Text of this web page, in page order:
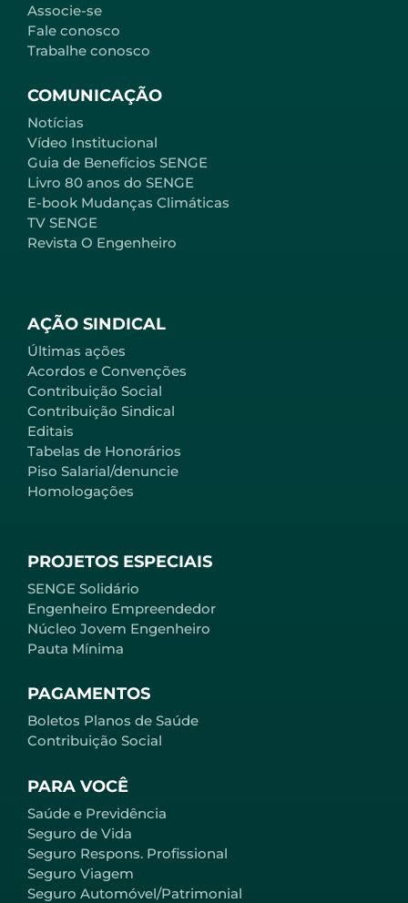
PARA VOCÊ
Saúde e Previdência
Seguro de Vida
Seguro Respons. Profissional
Seguro Viagem
Seguro Automóvel/Patrimonial
AÇÃO SINDICAL
Últimas ações
Acordos e Convenções
Contribuição Social
Contribuição Sindical
Editais
Tabelas de Honorários
Piso Salarial/denuncie
Homologações
PROJETOS ESPECIAIS
SENGE Solidário
Engenheiro Empreendedor
Núcleo Jovem Engenheiro
Pauta Mínima
PAGAMENTOS
Boletos Planos de Saúde
Contribuição Social
Associe-se
Fale conosco
Trabalhe conosco
COMUNICAÇÃO
Notícias
Vídeo Institucional
Guia de Benefícios SENGE
Livro 80 anos do SENGE
E-book Mudanças Climáticas
TV SENGE
Revista O Engenheiro